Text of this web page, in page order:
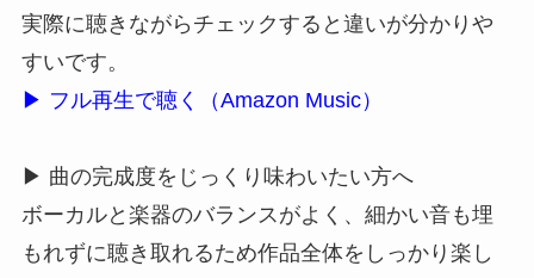
実際に聴きながらチェックすると違いが分かりや
すいです。
▶ フル再生で聴く（Amazon Music）
▶ 曲の完成度をじっくり味わいたい方へ
ボーカルと楽器のバランスがよく、細かい音も埋
もれずに聴き取れるため作品全体をしっかり楽し